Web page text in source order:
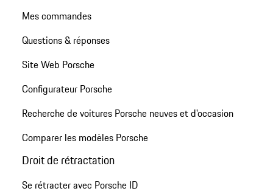
Mes commandes
Questions & réponses
Site Web Porsche
Configurateur Porsche
Recherche de voitures Porsche neuves et d'occasion
Comparer les modèles Porsche
Droit de rétractation
Se rétracter avec Porsche ID